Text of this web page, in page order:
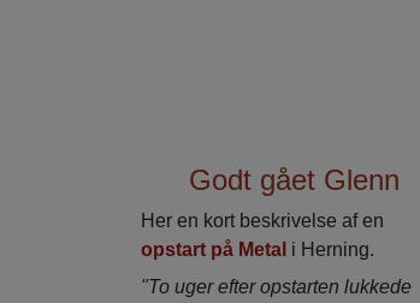
Godt gået Glenn
Her en kort beskrivelse af en
opstart på Metal i Herning.
"To uger efter opstarten lukkede